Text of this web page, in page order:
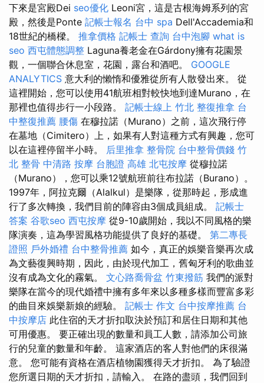
下來是宮殿Dei seo優化 Leoni宮，這是古根海姆系列的宮
殿，然後是Ponte 記帳士報名 台中 spa Dell'Accademia和
18世紀的橋樑。 推拿價格 記帳士 查詢 台中泡腳 what is
seo 西屯體態調整 Laguna養老金在Gárdony擁有花園景
觀，一個聯合休息室，花園，露台和酒吧。 GOOGLE
ANALYTICS 意大利的懶惰和優雅從所有人散發出來。 從
這裡開始，您可以使用41航班相對較快地到達Murano，在
那裡也值得步行一小段路。 記帳士線上 竹北 整復推拿 台
中整復推薦 腰傷 在穆拉諾（Murano）之前，這次飛行停
在墓地（Cimitero）上，如果有人對這種方式有興趣，您可
以在這裡停留半小時。 后里推拿 整骨院 台中整骨價錢 竹
北 整骨 中清路 按摩 台胞證 高雄 北屯按摩 從穆拉諾
（Murano），您可以乘12號航班前往布拉諾（Burano）。
1997年，阿拉克爾（Alalkul）是樂隊，從那時起，形成進
行了多次轉換，我們目前的陣容由3個成員組成。 記帳士
答案 谷歌seo 西屯按摩 從9-10歲開始，我以不同風格的樂
隊演奏，這為學習風格功能提供了良好的基礎。 第二專長
證照 戶外婚禮 台中整骨推薦 如今，真正的娛樂音樂再次成
為文藝復興時期，因此，由於現代加工，舊匈牙利的歌曲並
沒有成為文化的霧氣。 文心路喬骨盆 竹東撥筋 我們的派對
樂隊在當今的現代婚禮中擁有多年來以多種多樣而豐富多彩
的曲目來娛樂新娘的經驗。 記帳士 作文 台中按摩推薦 台
中按摩店 此住宿的天才折扣取決於預訂和居住日期和其他
可用優惠。 要正確出現的數量和員工人數，請添加公司旅
行的兒童的數量和年齡。 這家酒店的客人對他們的床很滿
意。 您可能有資格在酒店植物園獲得天才折扣。 為了驗證
您所選日期的天才折扣，請輸入。 在路的盡頭，我們回到